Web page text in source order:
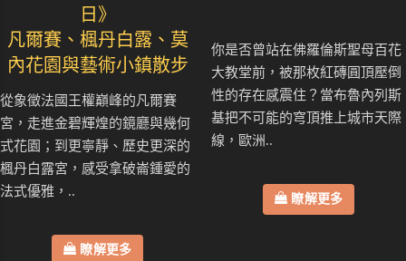
日》
凡爾賽、楓丹白露、莫
內花園與藝術小鎮散步
從象徵法國王權巔峰的凡爾賽
宮，走進金碧輝煌的鏡廳與幾何
式花園；到更寧靜、歷史更深的
楓丹白露宮，感受拿破崙鍾愛的
法式優雅，..
瞭解更多
你是否曾站在佛羅倫斯聖母百花
大教堂前，被那枚紅磚圓頂壓倒
性的存在感震住？當布魯內列斯
基把不可能的穹頂推上城市天際
線，歐洲..
瞭解更多